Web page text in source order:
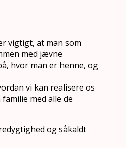
vigtigt, at man som
med jævne
hvor man er henne, og
vi kan realisere os
med alle de
og såkaldt